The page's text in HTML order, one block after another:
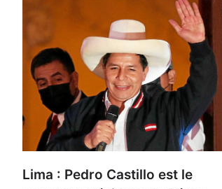
Lima : Pedro Castillo est le